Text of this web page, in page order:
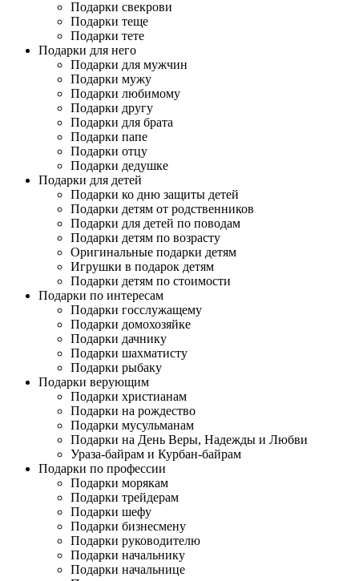
Подарки свекрови
Подарки теще
Подарки тете
Подарки для него
Подарки для мужчин
Подарки мужу
Подарки любимому
Подарки другу
Подарки для брата
Подарки папе
Подарки отцу
Подарки дедушке
Подарки для детей
Подарки ко дню защиты детей
Подарки детям от родственников
Подарки для детей по поводам
Подарки детям по возрасту
Оригинальные подарки детям
Игрушки в подарок детям
Подарки детям по стоимости
Подарки по интересам
Подарки госслужащему
Подарки домохозяйке
Подарки дачнику
Подарки шахматисту
Подарки рыбаку
Подарки верующим
Подарки христианам
Подарки на рождество
Подарки мусульманам
Подарки на День Веры, Надежды и Любви
Ураза-байрам и Курбан-байрам
Подарки по профессии
Подарки морякам
Подарки трейдерам
Подарки шефу
Подарки бизнесмену
Подарки руководителю
Подарки начальнику
Подарки начальнице